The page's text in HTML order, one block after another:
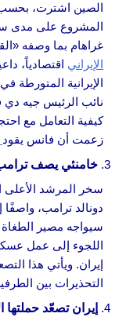
الصين اشترت، بحسب
المشروع على مدى
غراهام بما وصفه
الإيراني اقتصادياً،
الإيرانية المتورطة
نائب الرئيس جيه
كيفية التعامل مع
زعمت أن فانس يقود
خامنئي يصف
سخر المرشد الأعلى
دونالد ترامب، واصفًا
سيواجه مصير الطغاة
اللجوء إلى عمل
إيران. ويأتي هذا
التحذيرات بين
إيران تصعّد حملتها